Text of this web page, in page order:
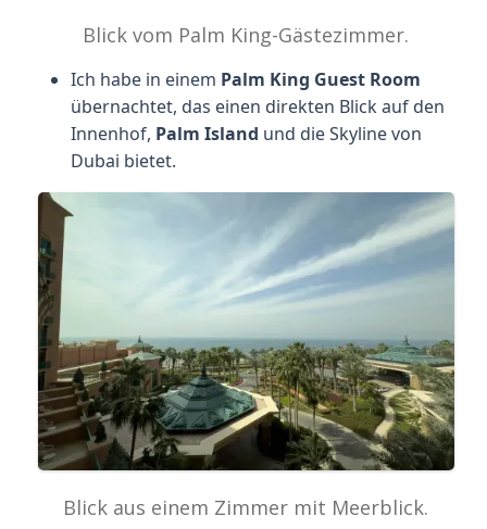
Blick vom Palm King-Gästezimmer.
Ich habe in einem Palm King Guest Room
übernachtet, das einen direkten Blick auf den
Innenhof, Palm Island und die Skyline von
Dubai bietet.
Blick aus einem Zimmer mit Meerblick.